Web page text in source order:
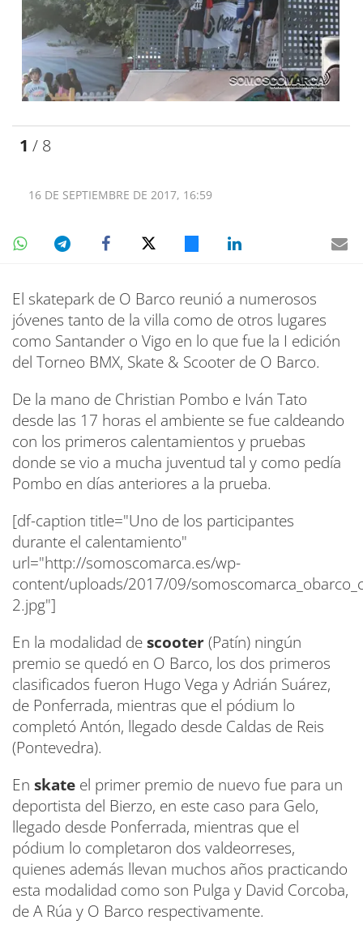
1 / 8
16 DE SEPTIEMBRE DE 2017, 16:59
El skatepark de O Barco reunió a numerosos
jóvenes tanto de la villa como de otros lugares
como Santander o Vigo en lo que fue la I edición
del Torneo BMX, Skate & Scooter de O Barco.
De la mano de Christian Pombo e Iván Tato
desde las 17 horas el ambiente se fue caldeando
con los primeros calentamientos y pruebas
donde se vio a mucha juventud tal y como pedía
Pombo en días anteriores a la prueba.
[df-caption title="Uno de los participantes
durante el calentamiento"
url="http://somoscomarca.es/wp-
content/uploads/2017/09/
2.jpg"]
En la modalidad descooter(Patín) ningún
premio se quedó en O Barco, los dos primeros
clasificados fueron Hugo Vega y Adrián Suárez,
de Ponferrada, mientras que el pódium lo
completó Antón, llegado desde Caldas de Reis
(Pontevedra).
En skate el primer premio de nuevo fue para un
deportista del Bierzo, en este caso para Gelo,
llegado desde Ponferrada, mientras que el
pódium lo completaron dos valdeorreses,
quienes además llevan muchos años practicando
esta modalidad como son Pulga y David Corcoba,
de A Rúa y O Barco respectivamente.